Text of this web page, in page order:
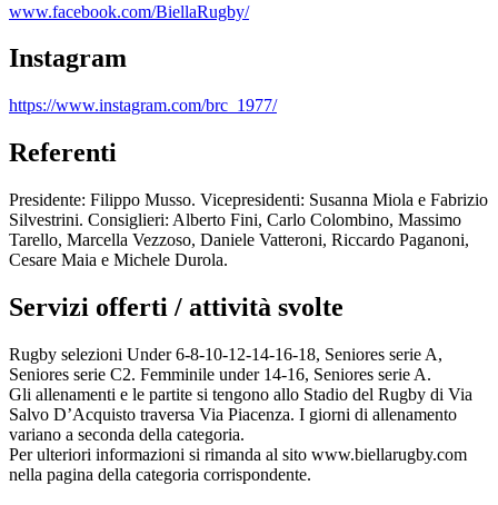
www.facebook.com/BiellaRugby/
Instagram
https://www.instagram.com/brc_1977/
Referenti
Presidente: Filippo Musso. Vicepresidenti: Susanna Miola e Fabrizio
Silvestrini. Consiglieri: Alberto Fini, Carlo Colombino, Massimo
Tarello, Marcella Vezzoso, Daniele Vatteroni, Riccardo Paganoni,
Cesare Maia e Michele Durola.
Servizi offerti / attività svolte
Rugby selezioni Under 6-8-10-12-14-16-18, Seniores serie A,
Seniores serie C2. Femminile under 14-16, Seniores serie A.
Gli allenamenti e le partite si tengono allo Stadio del Rugby di Via
Salvo D’Acquisto traversa Via Piacenza. I giorni di allenamento
variano a seconda della categoria.
Per ulteriori informazioni si rimanda al sito www.biellarugby.com
nella pagina della categoria corrispondente.